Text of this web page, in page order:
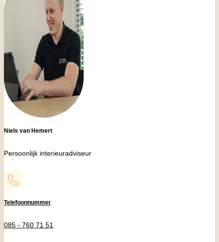
Niels van Hemert
Persoonlijk interieuradviseur
Telefoonnummer
085 - 760 71 51